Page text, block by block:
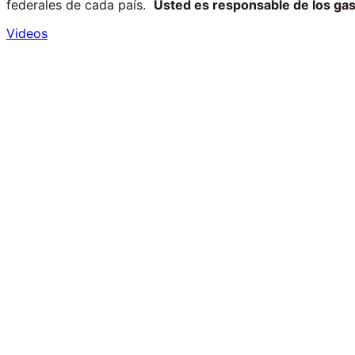
federales de cada país. Usted es responsable de los
Videos